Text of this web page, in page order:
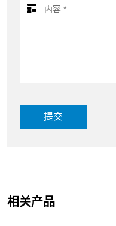
提交
相关产品